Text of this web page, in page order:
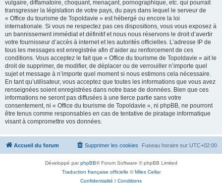
vulgaire, diffamatoire, choquant, menaçant, pornographique, etc. qui pourrait
transgresser la législation de votre pays, du pays dans lequel le serveur de
« Office du tourisme de Topoldavie » est hébergé ou encore la loi
internationale. Si vous ne respectez pas ces dispositions, vous vous exposez à
un bannissement immédiat et définitif et nous nous réservons le droit d’avertir
votre fournisseur d’accès à internet et les autorités officielles. L’adresse IP de
tous les messages est enregistrée afin d’aider au renforcement de ces
conditions. Vous acceptez le fait que « Office du tourisme de Topoldavie » ait le
droit de supprimer, de modifier, de déplacer ou de verrouiller n’importe quel
sujet et message à n’importe quel moment si nous estimons cela nécessaire.
En tant qu’utilisateur, vous acceptez que toutes les informations que vous avez
renseignées soient enregistrées dans notre base de données. Bien que ces
informations ne seront pas diffusées à une tierce partie sans votre
consentement, ni « Office du tourisme de Topoldavie », ni phpBB, ne pourront
être tenus comme responsables en cas de tentative de piratage informatique
visant à compromettre vos données.
Accueil du forum Fuseau horaire sur UTC+02:00
Supprimer les cookies
Développé parphpBB® Forum Software © phpBB Limited
Traduction française officielle ©Miles Cellar
Confidentialité | Conditions